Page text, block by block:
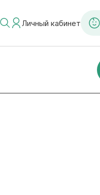
Личный кабинет